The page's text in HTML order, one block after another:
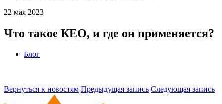
22 мая 2023
Что такое КЕО, и где он применяется?
Блог
Вернуться к новостям Предыдущая запись Следующая запись